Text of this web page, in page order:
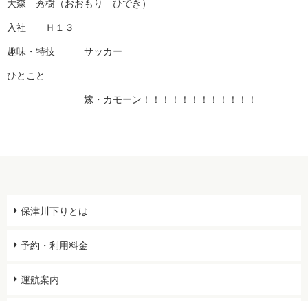
入社 Ｈ１３
趣味・特技 サッカー
ひとこと
嫁・カモーン！！！！！！！！！！！！
保津川下りとは
予約・利用料金
運航案内